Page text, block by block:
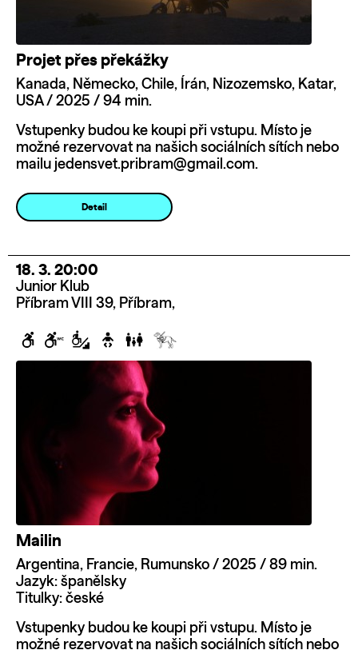
Projet přes překážky
Kanada, Německo, Chile, Írán, Nizozemsko, Katar,
USA / 2025 / 94 min.
Vstupenky budou ke koupi při vstupu. Místo je
možné rezervovat na našich sociálních sítích nebo
mailu jedensvet.pribram@gmail.com.
Detail
18. 3. 20:00
Junior Klub
Příbram VIII 39, Příbram,
Mailin
Argentina, Francie, Rumunsko / 2025 / 89 min.
Jazyk: španělsky
Titulky: české
Vstupenky budou ke koupi při vstupu. Místo je
možné rezervovat na našich sociálních sítích nebo